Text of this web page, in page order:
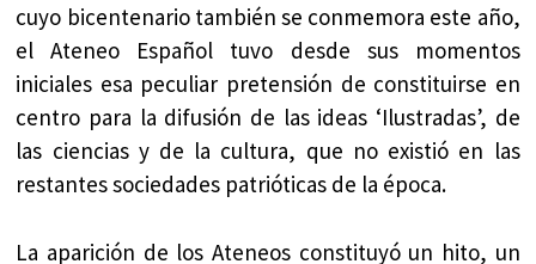
cuyo bicentenario también se conmemora este año,
el Ateneo Español tuvo desde sus momentos
iniciales esa peculiar pretensión de constituirse en
centro para la difusión de las ideas ‘Ilustradas’, de
las ciencias y de la cultura, que no existió en las
restantes sociedades patrióticas de la época.
La aparición de los Ateneos constituyó un hito, un